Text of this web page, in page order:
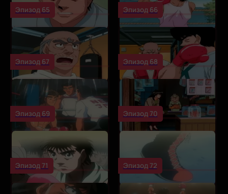
Эпизод 65 Эпизод 66
Эпизод 67 Эпизод 68
Эпизод 69 Эпизод 70
Эпизод 71 Эпизод 72